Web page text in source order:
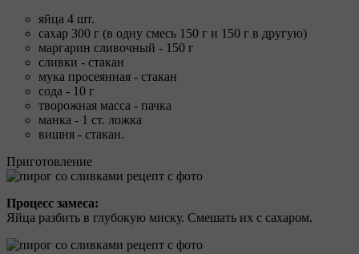
яйца 4 шт.
сахар 300 г (в одну смесь 150 г и 150 г в другую)
маргарин сливочный - 150 г
сливки - стакан
мука просеянная - стакан
сода - 10 г
творожная масса - пачка
манка - 1 ст. ложка
вишня - стакан.
Приготовление
Процесс замеса:
Яйца разбить в глубокую миску. Смешать их с сахаром.